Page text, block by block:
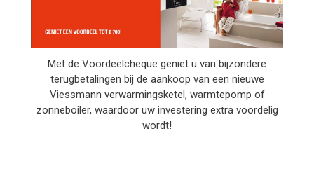
Met de Voordeelcheque geniet u van bijzondere
terugbetalingen bij de aankoop van een nieuwe
Viessmann verwarmingsketel, warmtepomp of
zonneboiler, waardoor uw investering extra voordelig
wordt!